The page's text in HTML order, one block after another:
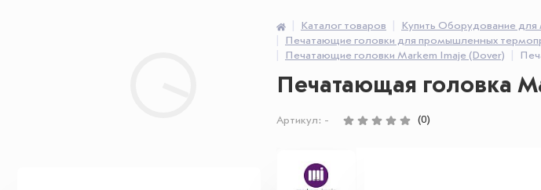
Каталог товаров
Купить Оборудование
Печатающие головки для промышленных
Печатающие головки Markem Imaje (Dover)
Печатающая головка
Артикул: - (0)